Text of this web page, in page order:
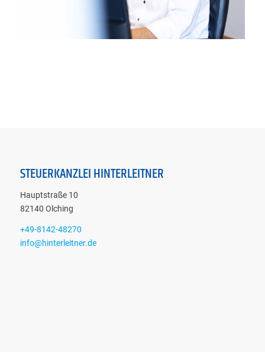
STEUERKANZLEI HINTERLEITNER
Hauptstraße 10
82140 Olching
+49-8142-48270
info@hinterleitner.de